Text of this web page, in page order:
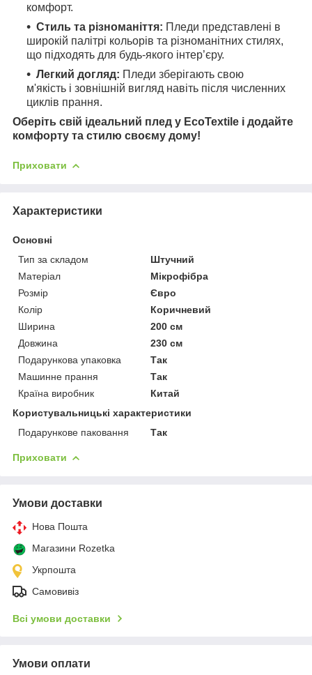
комфорт.
Стиль та різноманіття: Пледи представлені в
широкій палітрі кольорів та різноманітних стилях,
що підходять для будь-якого інтер’єру.
Легкий догляд: Пледи зберігають свою
м'якість і зовнішній вигляд навіть після численних
циклів прання.
Оберіть свій ідеальний плед у EcoTextile і додайте
комфорту та стилю своєму дому!
Приховати
Характеристики
Основні
Тип за складом
Штучний
Матеріал
Мікрофібра
Розмір
Євро
Колір
Коричневий
Ширина
200 см
Довжина
230 см
Подарункова упаковка
Так
Машинне прання
Так
Країна виробник
Китай
Користувальницькі характеристики
Подарункове паковання
Так
Приховати
Умови доставки
Нова Пошта
Магазини Rozetka
Укрпошта
Самовивіз
Всі умови доставки
Умови оплати